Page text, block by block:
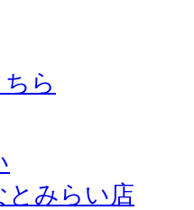
ら
とみらい店